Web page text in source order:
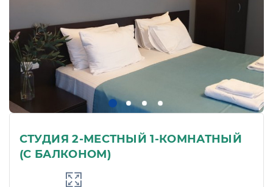
СТУДИЯ 2-МЕСТНЫЙ 1-КОМНАТНЫЙ
(С БАЛКОНОМ)